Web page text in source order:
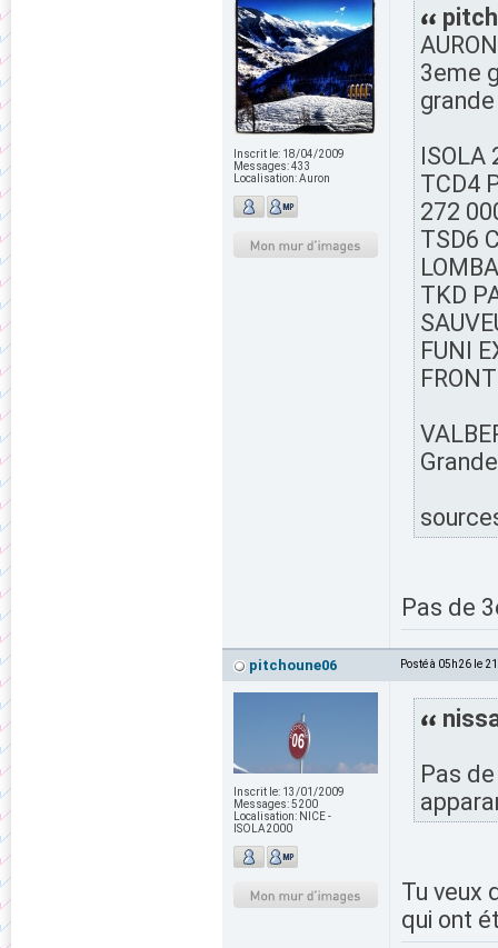
Inscrit le: 18/04/2009
Messages:433
Localisation:Auron
AURON
3eme
ISOLA
TCD4
272
TSD6
TKD
FUNI
Pas de
pitchoune06 Posté à 05h26 le
Inscrit le: 13/01/2009
Messages:5200
Localisation: NICE -
ISOLA2000
Pas
Tu veux
qui ont